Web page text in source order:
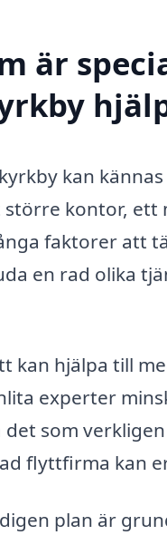
är
kan
kontor, ett
faktorer att
en rad olika
kan hjälpa till
experter
som
flyttfirma kan
plan är